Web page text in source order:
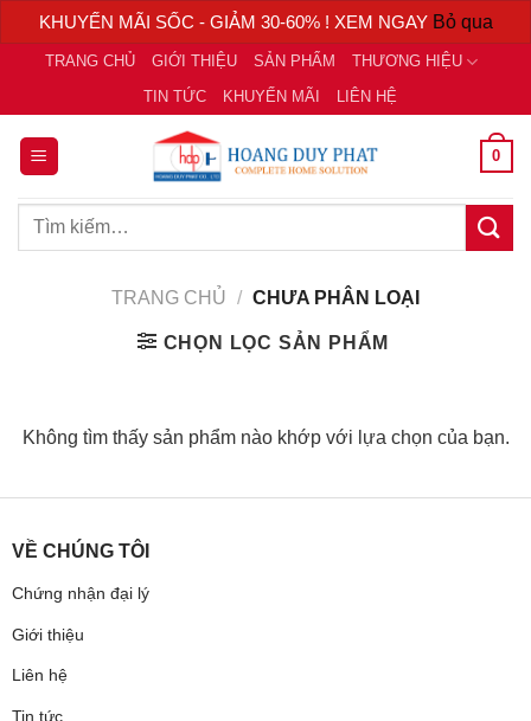
KHUYẾN MÃI SỐC - GIẢM 30-60% ! XEM NGAY Bỏ qua
Chuyển
nội
dung
TRANG CHỦ GIỚI THIỆU SẢN PHẨM
THƯƠNG HIỆU
TIN TỨC
KHUYẾN MÃI LIÊN HỆ
0
Tìm
TRANG CHỦ / CHƯA PHÂN LOẠI
CHỌN LỌC SẢN PHẨM
Không tìm thấy sản phẩm nào khớp với lựa chọn của bạn.
VỀ CHÚNG TÔI
Chứng nhận đại lý
Giới thiệu
Liên hệ
Tin tức